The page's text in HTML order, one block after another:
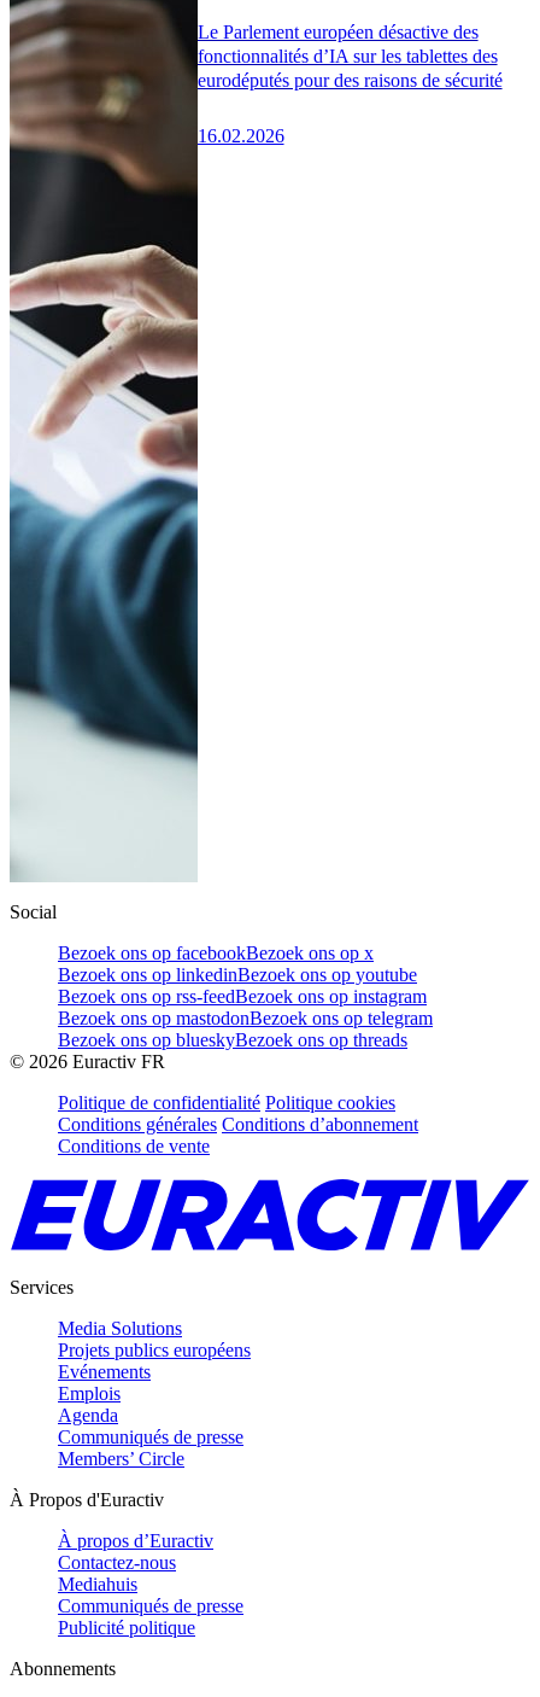
Le Parlement européen désactive des
fonctionnalités d’IA sur les tablettes des
eurodéputés pour des raisons de sécurité
16.02.2026
Social
Bezoek ons op facebookBezoek ons op x
Bezoek ons op linkedinBezoek ons op youtube
Bezoek ons op rss-feedBezoek ons op instagram
Bezoek ons op mastodonBezoek ons op telegram
Bezoek ons op blueskyBezoek ons op threads
© 2026 Euractiv FR
Politique de confidentialité Politique cookies
Conditions générales Conditions d’abonnement
Conditions de vente
Services
Media Solutions
Projets publics européens
Evénements
Emplois
Agenda
Communiqués de presse
Members’ Circle
À Propos d'Euractiv
À propos d’Euractiv
Contactez-nous
Mediahuis
Communiqués de presse
Publicité politique
Abonnements